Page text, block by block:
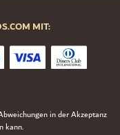
MIT:
in der Akzeptanz
kann.